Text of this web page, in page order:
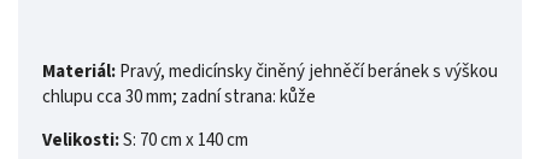
Materiál:Pravý, medicínsky činěný jehněčí beránek s výškou
chlupu cca 30 mm; zadní strana: kůže
Velikosti:S: 70 cm x 140 cm